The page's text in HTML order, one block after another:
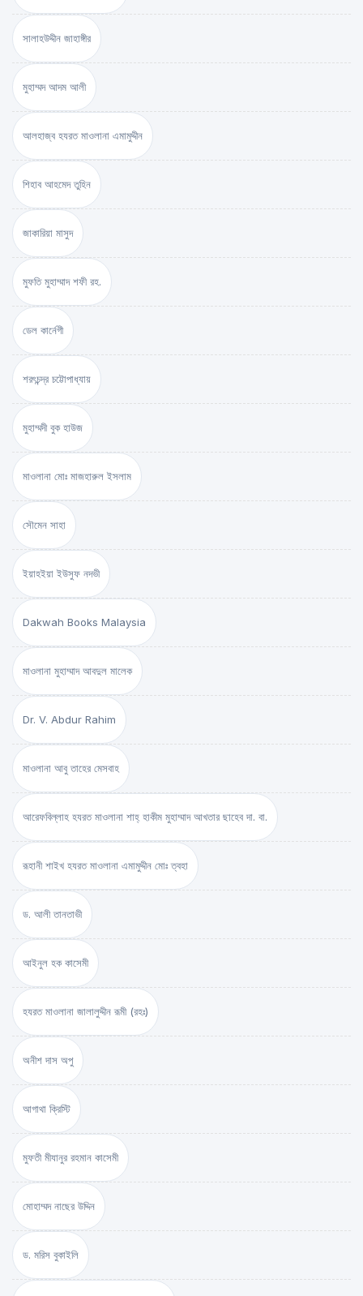
সালাহউদ্দীন জাহাঙ্গীর
মুহাম্মদ আদম আলী
আলহাজ্ব হযরত মাওলানা এমামুদ্দীন
শিহাব আহমেদ তুহিন
জাকারিয়া মাসুদ
মুফতি মুহাম্মাদ শফী রহ.
ডেল কার্নেগী
শরৎচন্দ্র চট্টোপাধ্যায়
মুহাম্মদী বুক হাউজ
মাওলানা মোঃ মাজহারুল ইসলাম
সৌমেন সাহা
ইয়াহইয়া ইউসুফ নদভী
Dakwah Books Malaysia
মাওলানা মুহাম্মাদ আবদুল মালেক
Dr. V. Abdur Rahim
মাওলানা আবু তাহের মেসবাহ
আরেফবিল্লাহ হযরত মাওলানা শাহ্ হাকীম মুহাম্মাদ আখতার ছাহেব দা. বা.
রূহানী শাইখ হযরত মাওলানা এমামুদ্দীন মোঃ ত্বহা
ড. আলী তানতাভী
আইনুল হক কাসেমী
হযরত মাওলানা জালালুদ্দীন রূমী (রহঃ)
অনীশ দাস অপু
আগাথা ক্রিস্টি
মুফতী মীযানুর রহমান কাসেমী
মোহাম্মদ নাছের উদ্দিন
ড. মরিস বুকাইলি